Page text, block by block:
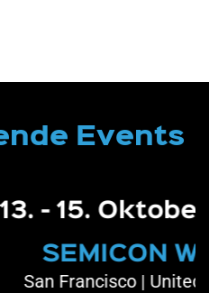
Events
2026
West
| United States